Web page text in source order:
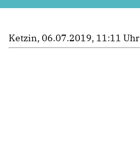
Ketzin, 06.07.2019, 11:11 Uhr